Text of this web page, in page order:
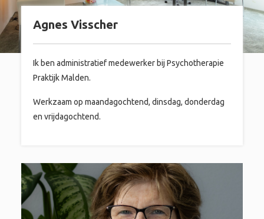
Agnes Visscher
Ik ben administratief medewerker bij Psychotherapie
Praktijk Malden.
Werkzaam op maandagochtend, dinsdag, donderdag
en vrijdagochtend.